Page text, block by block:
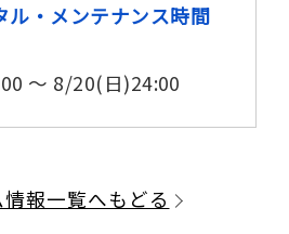
ル・メンテナンス時間
～ 8/20(日)24:00
報一覧へもどる